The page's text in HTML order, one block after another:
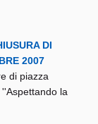
DI
2007
di piazza
la